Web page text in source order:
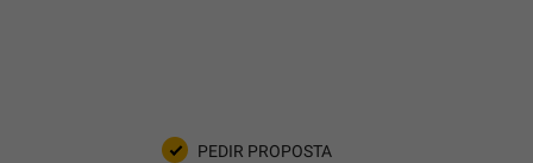
PEDIR PROPOSTA